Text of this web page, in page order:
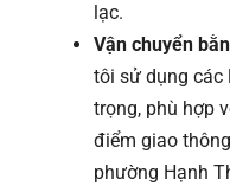
lạc.
Vận chuyển
tôi sử dụng các
trọng, phù hợp
điểm giao
phường Hạnh